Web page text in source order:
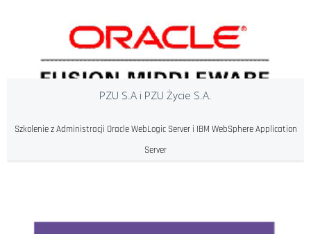
PZU S.A i PZU Życie S.A.
Szkolenie z Administracji Oracle WebLogic Server i IBM WebSphere Application
Server